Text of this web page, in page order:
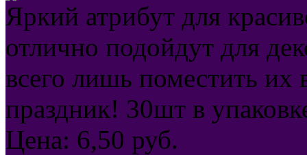
Яркий атрибут для
отлично подойдут для
всего лишь поместить их
праздник! 30шт в
Цена: 6,50 руб.